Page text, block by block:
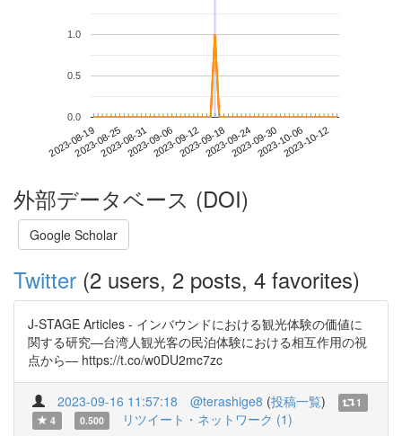
2023-08-192023-08-252023-08-312023-09-062023-09-122023-09-182023-09-242023-09-302023-10-062023-10-12
0.0
0.5
1.0
外部データベース (DOI)
Google Scholar
Twitter (2 users, 2 posts, 4 favorites)
J-STAGE Articles - インバウンドにおける観光体験の価値に
関する研究―台湾人観光客の民泊体験における相互作用の視
点から― https://t.co/w0DU2mc7zc
2023-09-16 11:57:18 @terashige8 (投稿一覧)
1
4
0.500 リツイート・ネットワーク (1)